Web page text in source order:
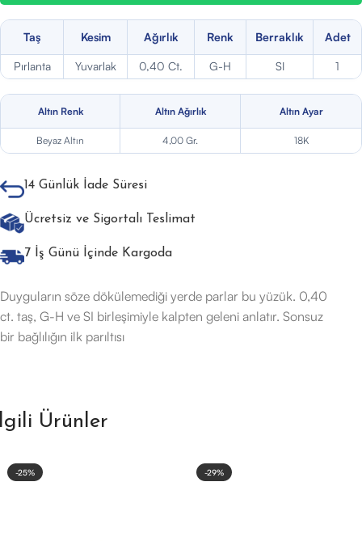
Taş Kesim Ağırlık Renk Berraklık Adet
Pırlanta Yuvarlak 0,40 Ct. G-H SI 1
Altın Renk Altın Ağırlık Altın Ayar
Beyaz Altın 4,00 Gr. 18K
14 Günlük İade Süresi
Ücretsiz ve Sigortalı Teslimat
7 İş Günü İçinde Kargoda
Duyguların söze dökülemediği yerde parlar bu yüzük. 0,40
ct. taş, G-H ve SI birleşimiyle kalpten geleni anlatır. Sonsuz
bir bağlılığın ilk parıltısı
Ürünler
-25% -29%